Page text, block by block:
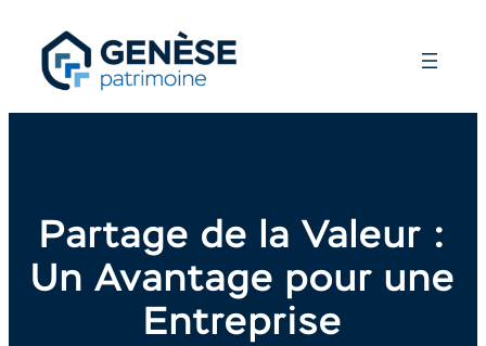
Partage de la Valeur :
Un Avantage pour une
Entreprise